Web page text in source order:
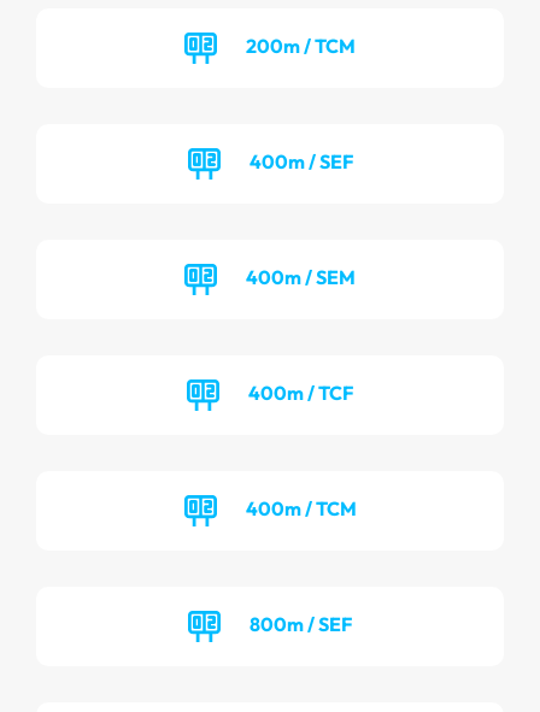
200m / TCM
400m / SEF
400m / SEM
400m / TCF
400m / TCM
800m / SEF